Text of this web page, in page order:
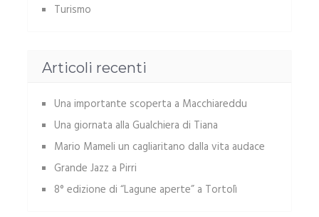
Turismo
Articoli recenti
Una importante scoperta a Macchiareddu
Una giornata alla Gualchiera di Tiana
Mario Mameli un cagliaritano dalla vita audace
Grande Jazz a Pirri
8° edizione di “Lagune aperte” a Tortolì